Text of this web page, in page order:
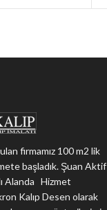
firmamız 100 m2 lik
başladık. Şuan Aktif
Alanda Hizmet
Kalıp Desen olarak